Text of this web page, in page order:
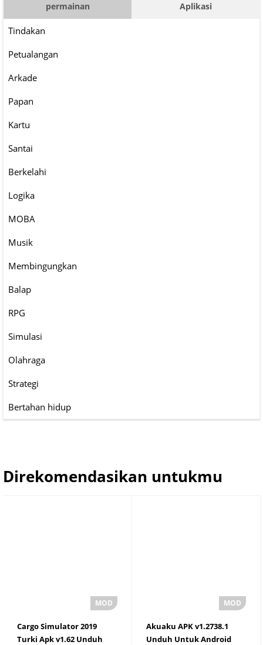
permainan Aplikasi
Tindakan
Petualangan
Arkade
Papan
Kartu
Santai
Berkelahi
Logika
MOBA
Musik
Membingungkan
Balap
RPG
Simulasi
Olahraga
Strategi
Bertahan hidup
Direkomendasikan untukmu
Cargo Simulator 2019
Turki Apk v1.62 Unduh
Akuaku APK v1.2738.1
Unduh Untuk Android